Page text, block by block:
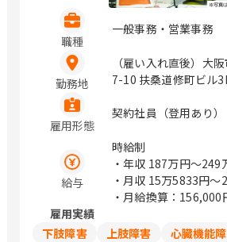
職種
一般事務・営業事務
勤務地
（雇い入れ直後）大
7-10 扶桑道修町ビル
雇用形態
契約社員（登用あり）
給与
時給制
・年収 187万円〜249
・月収 15万5833円〜
・月給換算：
・年収、月給は週30～
雇用実績
下肢障害
上肢障害
心臓機能